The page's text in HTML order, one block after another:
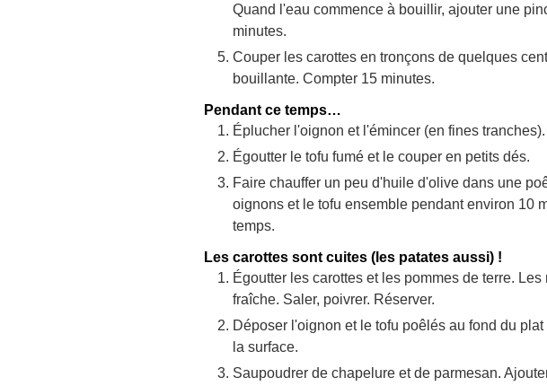
Quand l'eau commence à bouillir, ajouter une
minutes.
Couper les carottes en tronçons de quelques
bouillante. Compter 15 minutes.
Pendant ce temps…
Éplucher l'oignon et l'émincer (en fines tranches).
Égoutter le tofu fumé et le couper en petits dés.
Faire chauffer un peu d'huile d'olive dans une
oignons et le tofu ensemble pendant environ 10
temps.
Les carottes sont cuites (les patates aussi) !
Égoutter les carottes et les pommes de terre.
fraîche. Saler, poivrer. Réserver.
Déposer l'oignon et le tofu poêlés au fond du
la surface.
Saupoudrer de chapelure et de parmesan.